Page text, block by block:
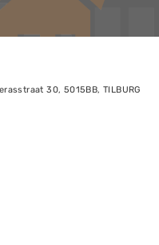
30, 5015BB, TILBURG